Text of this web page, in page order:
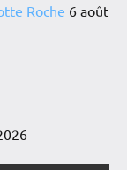
Roche 6 août